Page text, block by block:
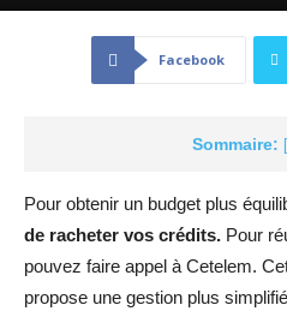
Facebook
Sommaire: [
Pour obtenir un budget plus
de racheter vos crédits. Pour
pouvez faire appel à Cetelem.
propose une gestion plus